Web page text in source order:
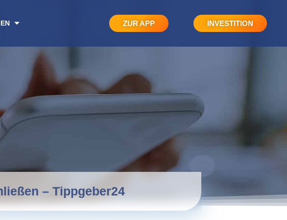
ZUR APP INVESTITION
– Tippgeber24